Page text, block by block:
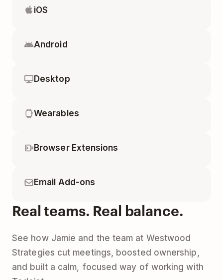
iOS
Android
Desktop
Wearables
Browser Extensions
Email Add-ons
Real teams. Real balance.
See how Jamie and the team at Westwood
Strategies cut meetings, boosted ownership,
and built a calm, focused way of working with